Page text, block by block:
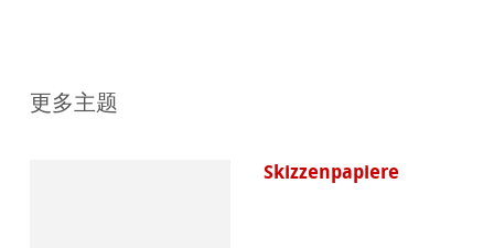
更多主题
Skizzenpapiere